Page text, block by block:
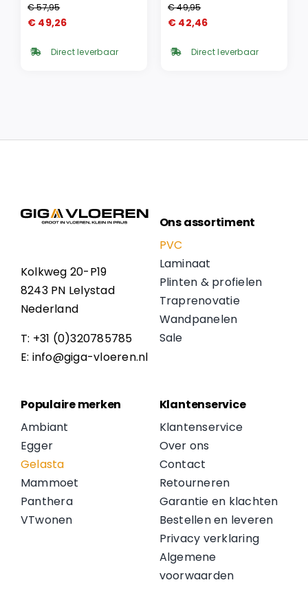
€57,95
Oorspronkelijke
was:
€ 49,26
Huidige
is: Direct leverbaar
€49,95
Oorspronkelijke
was:
€ 42,46
Huidige
is: Direct leverbaar
Kolkweg 20-P19
8243 PN Lelystad
Nederland
T: +31 (0)320785785
E: info@giga-vloeren.nl
Ons assortiment
PVC
Laminaat
Plinten & profielen
Traprenovatie
Wandpanelen
Sale
Populaire merken
Ambiant
Egger
Gelasta
Mammoet
Panthera
VTwonen
Klantenservice
Klantenservice
Over ons
Contact
Retourneren
Garantie en klachten
Bestellen en leveren
Privacy verklaring
Algemene
voorwaarden